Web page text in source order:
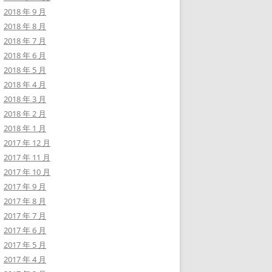
2018 年 9 月
2018 年 8 月
2018 年 7 月
2018 年 6 月
2018 年 5 月
2018 年 4 月
2018 年 3 月
2018 年 2 月
2018 年 1 月
2017 年 12 月
2017 年 11 月
2017 年 10 月
2017 年 9 月
2017 年 8 月
2017 年 7 月
2017 年 6 月
2017 年 5 月
2017 年 4 月